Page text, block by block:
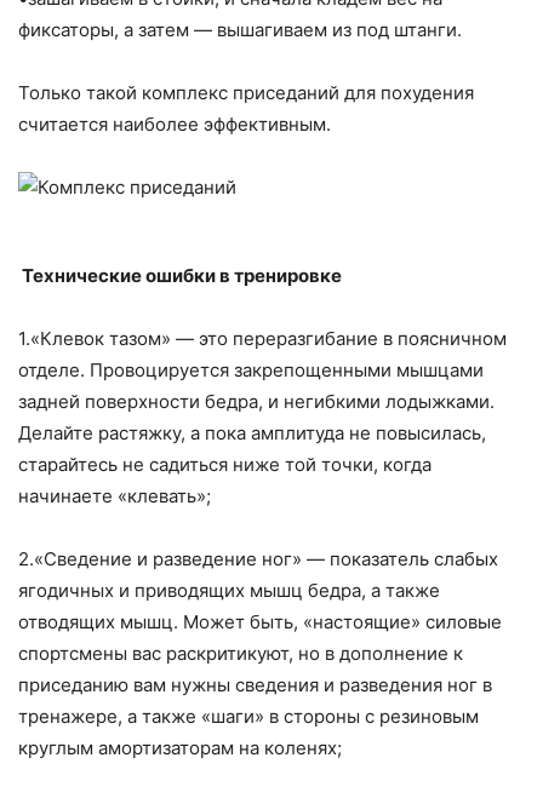
фиксаторы, а затем — вышагиваем из под штанги.
Только такой комплекс приседаний для похудения
считается наиболее эффективным.
Технические ошибки в тренировке
1.«Клевок тазом» — это переразгибание в поясничном
отделе. Провоцируется закрепощенными мышцами
задней поверхности бедра, и негибкими лодыжками.
Делайте растяжку, а пока амплитуда не повысилась,
старайтесь не садиться ниже той точки, когда
начинаете «клевать»;
2.«Сведение и разведение ног» — показатель слабых
ягодичных и приводящих мышц бедра, а также
отводящих мышц. Может быть, «настоящие» силовые
спортсмены вас раскритикуют, но в дополнение к
приседанию вам нужны сведения и разведения ног в
тренажере, а также «шаги» в стороны с резиновым
круглым амортизаторам на коленях;